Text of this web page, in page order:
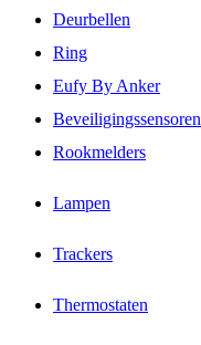
Deurbellen
Ring
Eufy By Anker
Beveiligingssensoren
Rookmelders
Lampen
Trackers
Thermostaten